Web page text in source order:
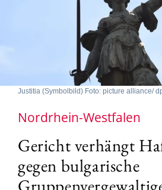
Justitia (Symbolbild) Foto: picture alliance/
Nordrhein-Westfalen
Gericht verhängt
gegen bulgarische